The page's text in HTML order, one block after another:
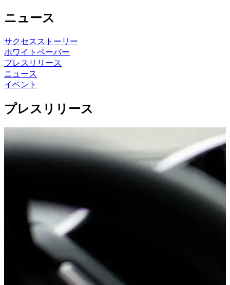
ニュース
サクセスストーリー
ホワイトペーパー
プレスリリース
ニュース
イベント
プレスリリース